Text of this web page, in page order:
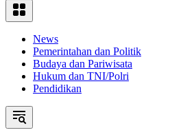
News
Pemerintahan dan Politik
Budaya dan Pariwisata
Hukum dan TNI/Polri
Pendidikan